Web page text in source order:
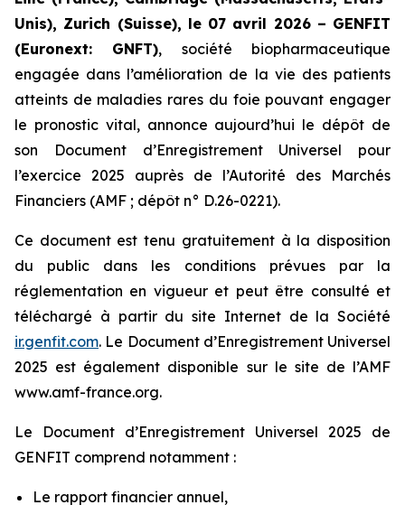
Unis), Zurich (Suisse), le 07 avril 2026 – GENFIT
(Euronext: GNFT), société biopharmaceutique
engagée dans l’amélioration de la vie des patients
atteints de maladies rares du foie pouvant engager
le pronostic vital, annonce aujourd’hui le dépôt de
son Document d’Enregistrement Universel pour
l’exercice 2025 auprès de l’Autorité des Marchés
Financiers (AMF ; dépôt n° D.26-0221).
Ce document est tenu gratuitement à la disposition
du public dans les conditions prévues par la
réglementation en vigueur et peut être consulté et
téléchargé à partir du site Internet de la Société
ir.genfit.com. Le Document d’Enregistrement Universel
2025 est également disponible sur le site de l’AMF
www.amf-france.org.
Le Document d’Enregistrement Universel 2025 de
GENFIT comprend notamment :
Le rapport financier annuel,